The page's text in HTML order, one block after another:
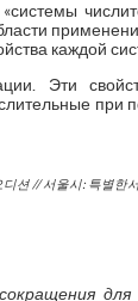
каждой
Эти
디션//서울시: 특별한
для